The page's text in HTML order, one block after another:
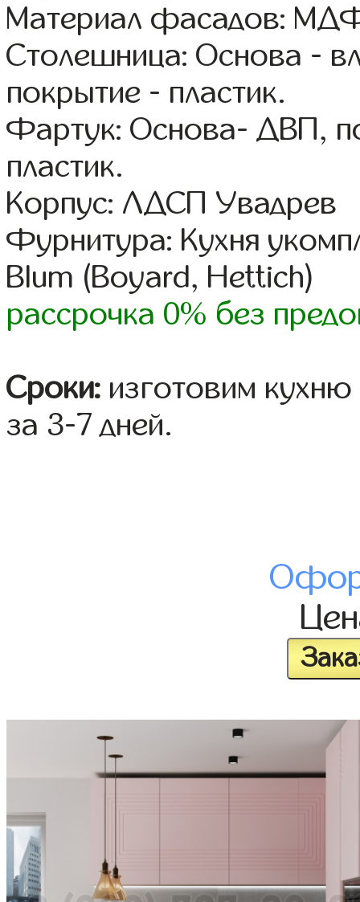
Материал фасадов:
Столешница: Основа -
покрытие - пластик.
Фартук: Основа- ДВП,
пластик.
Корпус: ЛДСП Увадрев
Фурнитура: Кухня
Blum (Boyard, Hettich)
рассрочка 0% без
Сроки: изготовим
за 3-7 дней.